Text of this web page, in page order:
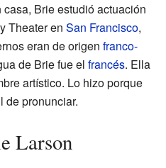
Brie estudió actuación
Theater en San Francisco,
eran de origen franco-
de Brie fue el francés. Ella
artístico. Lo hizo porque
de pronunciar.
Larson